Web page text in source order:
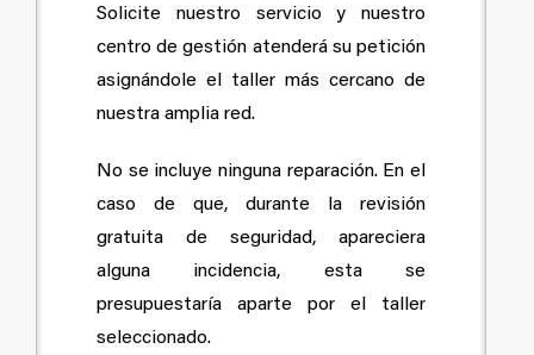
Solicite nuestro servicio y nuestro
centro de gestión atenderá su petición
asignándole el taller más cercano de
nuestra amplia red.
No se incluye ninguna reparación. En el
caso de que, durante la revisión
gratuita de seguridad, apareciera
alguna incidencia, esta se
presupuestaría aparte por el taller
seleccionado.